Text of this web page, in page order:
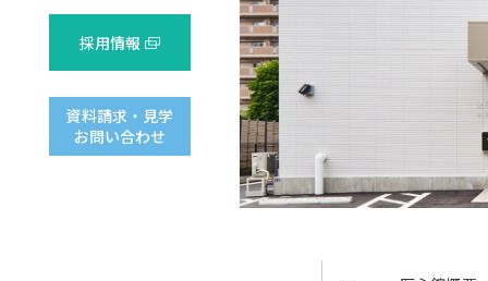
採用情報
資料請求・見学
お問い合わせ